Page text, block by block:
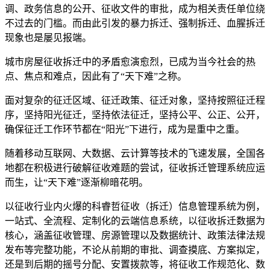
调、政务信息的公开、征收文件的审批，成为相关责任单位绕
不过去的门槛。而由此引发的暴力拆迁、强制拆迁、血腥拆迁
现象也是屡见报端。
城市房屋征收拆迁中的矛盾愈演愈烈，已成为当今社会的热
点、焦点和难点，因此有了“天下难”之称。
面对复杂的征迁区域、征迁政策、征迁对象，坚持按照征迁程
序，坚持阳光征迁，坚持依法征迁，坚持公平、公正、公开，
确保征迁工作环节都在“阳光”下进行，成为是重中之重。
随着移动互联网、大数据、云计算等技术的飞速发展，全国各
地都在积极进行破解征收难题的尝试，征收拆迁管理系统应运
而生，让“天下难”逐渐柳暗花明。
以征收行业内火爆的科睿哲征收（拆迁）信息管理系统为例，
一站式、全流程、定制化的云端信息系统，以征收拆迁数据为
核心，涵盖征收管理、房源管理以及数据统计、政策法律法规
发布等完整功能，不论从前期的审批、调查摸底、方案拟定，
还是到后期的摇号分配、安置拨款等，将征收工作规范化、数